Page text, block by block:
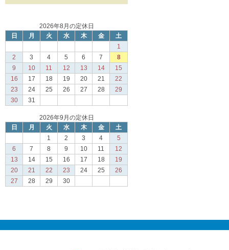
2026年8月の定休日
日
月 火 水 木 金
土
1
2
3 4 5 6 7
8
9
10 11 12 13 14
15
16
17 18 19 20 21
22
23
24 25 26 27 28
29
30
31
2026年9月の定休日
日
月 火 水 木 金
土
1
2 3 4
5
6
7 8 9 10 11
12
13
14 15 16 17 18
19
20
21 22 23 24 25
26
27
28 29 30